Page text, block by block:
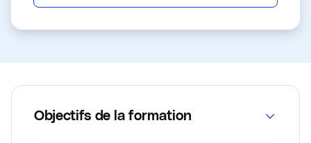
Objectifs de la formation